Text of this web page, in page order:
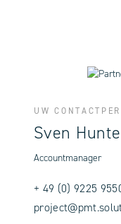
UW
Sven
Accountmanager
+ 49 (0) 9225